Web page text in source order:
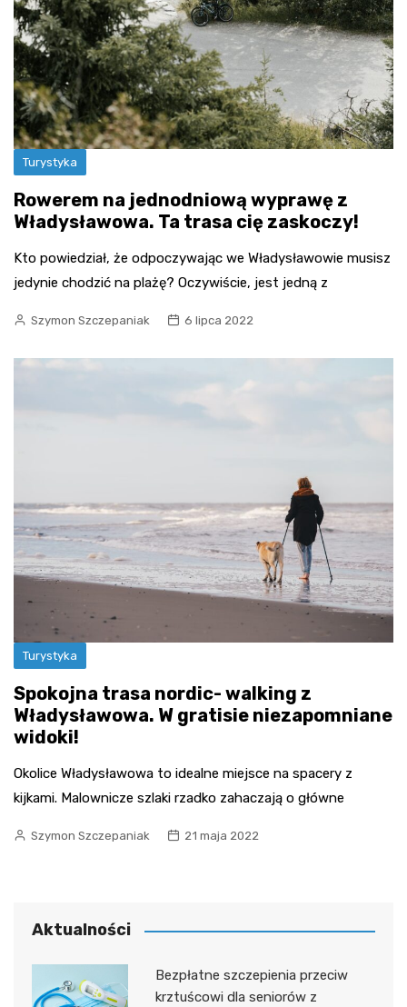
Turystyka
Rowerem na jednodniową wyprawę z
Władysławowa. Ta trasa cię zaskoczy!
Kto powiedział, że odpoczywając we Władysławowie musisz
jedynie chodzić na plażę? Oczywiście, jest jedną z
Szymon Szczepaniak 6 lipca 2022
Turystyka
Spokojna trasa nordic- walking z
Władysławowa. W gratisie niezapomniane
widoki!
Okolice Władysławowa to idealne miejsce na spacery z
kijkami. Malownicze szlaki rzadko zahaczają o główne
Szymon Szczepaniak 21 maja 2022
Aktualności
Bezpłatne szczepienia przeciw
krztuścowi dla seniorów z